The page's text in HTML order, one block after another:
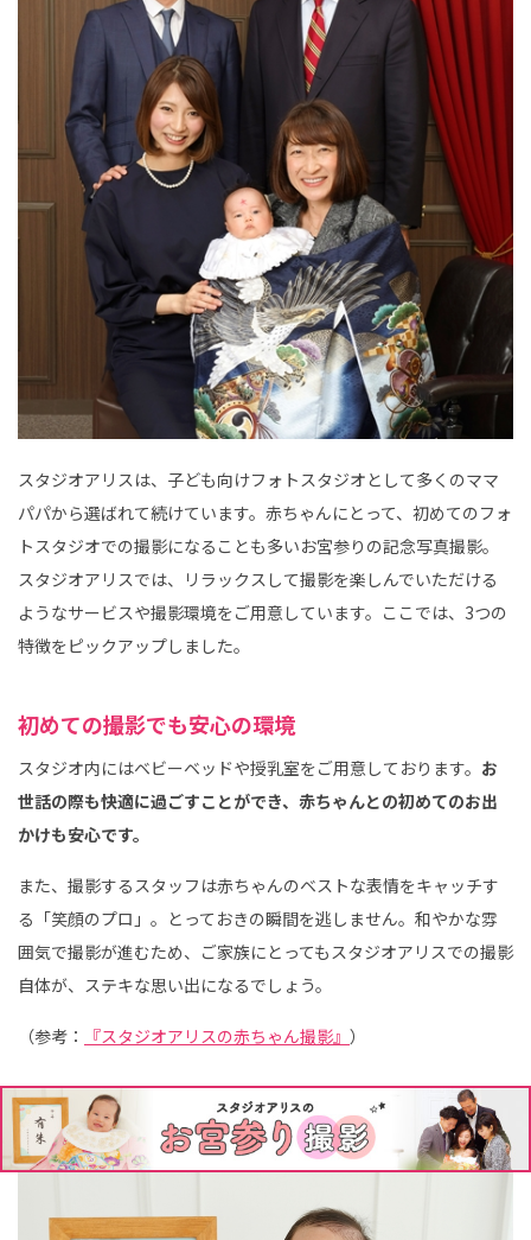
スタジオアリスは、子ども向けフォトスタジオとして多くのママ
パパから選ばれて続けています。赤ちゃんにとって、初めてのフォ
トスタジオでの撮影になることも多いお宮参りの記念写真撮影。
スタジオアリスでは、リラックスして撮影を楽しんでいただける
ようなサービスや撮影環境をご用意しています。ここでは、3つの
特徴をピックアップしました。
初めての撮影でも安心の環境
スタジオ内にはベビーベッドや授乳室をご用意しております。 お
世話の際も快適に過ごすことができ、赤ちゃんとの初めてのお出
かけも安心です。
また、撮影するスタッフは赤ちゃんのベストな表情をキャッチす
る「笑顔のプロ」。とっておきの瞬間を逃しません。和やかな雰
囲気で撮影が進むため、ご家族にとってもスタジオアリスでの撮影
自体が、ステキな思い出になるでしょう。
（参考： 『スタジオアリスの赤ちゃん撮影』 ）
撮影用衣装やお参り用の祝着（のしめ）が無料レン
タル可能